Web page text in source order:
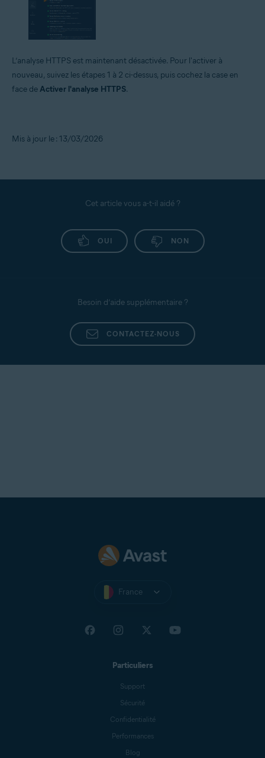
L’analyse HTTPS est maintenant désactivée. Pour l'activer à
nouveau, suivez les étapes 1 à 2 ci-dessus, puis cochez la case en
face deActiver l'analyse HTTPS.
Mis à jour le : 13/03/2026
Cet article vous a-t-il aidé ?
OUI NON
Besoin d’aide supplémentaire ?
CONTACTEZ-NOUS
France
Particuliers
Support
Sécurité
Confidentialité
Performances
Blog